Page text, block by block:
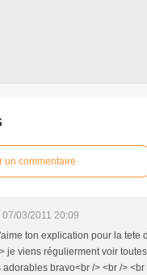
un commentaire
07/03/2011 20:09
ton explication pour la tete
je viens régulierment voir
bravo<br /> <br /> <br